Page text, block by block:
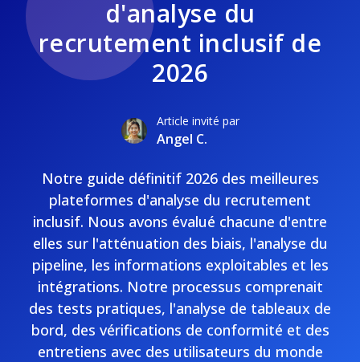
d'analyse du
recrutement inclusif de
2026
Article invité par
Angel C.
Notre guide définitif 2026 des meilleures
plateformes d'analyse du recrutement
inclusif. Nous avons évalué chacune d'entre
elles sur l'atténuation des biais, l'analyse du
pipeline, les informations exploitables et les
intégrations. Notre processus comprenait
des tests pratiques, l'analyse de tableaux de
bord, des vérifications de conformité et des
entretiens avec des utilisateurs du monde